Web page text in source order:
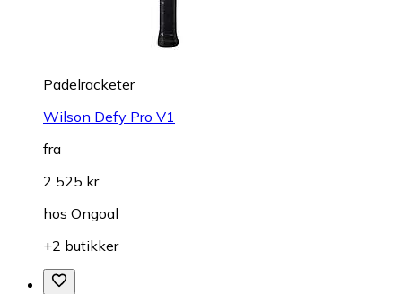
Padelracketer
Wilson Defy Pro V1
fra
2 525 kr
hos Ongoal
+2 butikker